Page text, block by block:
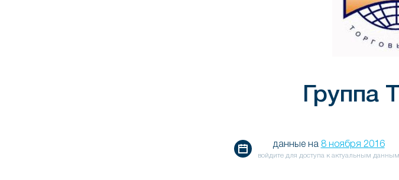
Группа
данные на 8 ноября 2016
войдите для доступа к актуальным данным